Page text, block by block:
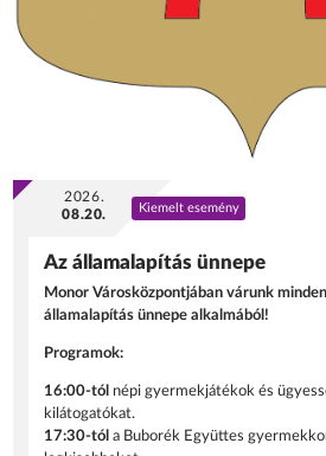
2026.
08.20.
Kiemelt esemény
Az államalapítás ünnepe
Monor Városközpontjában várunk
államalapítás ünnepe alkalmából!
Programok:
16:00-tól népi gyermekjátékok és
kilátogatókat.
17:30-tól a Buborék Együttes